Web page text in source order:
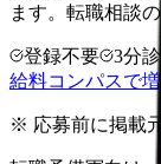
ます。転職相談
登録不要 3分診
給料コンパスで
※ 応募前に掲載